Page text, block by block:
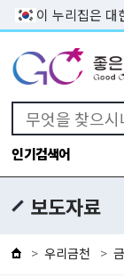
이 누리집은 대
인기검색어
보도자료
우리금천